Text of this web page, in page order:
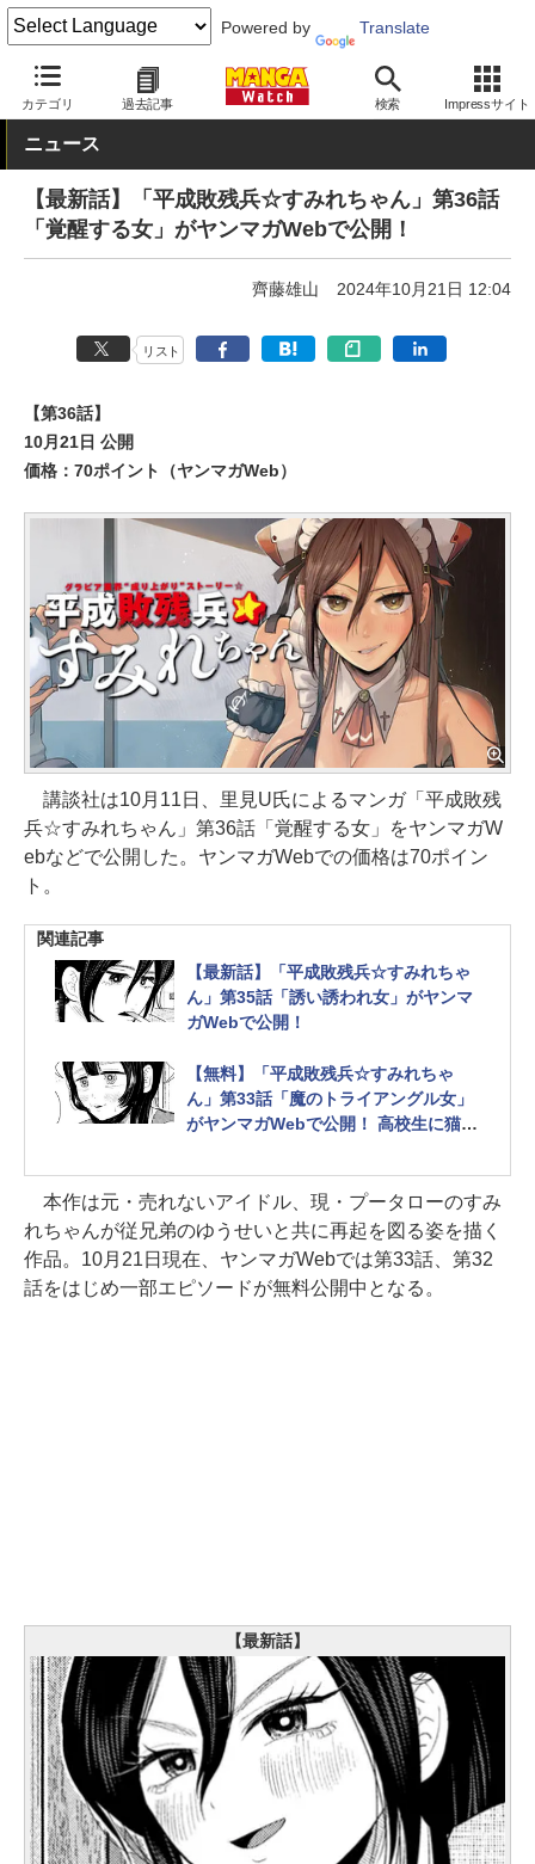
Powered by Translate
カテゴリ 過去記事 検索 Impressサイト
MANGA Watch Web/アプリ ヤンマガWeb
ニュース
【最新話】「平成敗残兵☆すみれちゃん」第36話
「覚醒する女」がヤンマガWebで公開！
齊藤雄山 2024年10月21日 12:04
リスト
【第36話】
10月21日 公開
価格：70ポイント（ヤンマガWeb）
講談社は10月11日、里見U氏によるマンガ「平成敗残
兵☆すみれちゃん」第36話「覚醒する女」をヤンマガW
ebなどで公開した。ヤンマガWebでの価格は70ポイン
ト。
関連記事
【最新話】「平成敗残兵☆すみれちゃ
ん」第35話「誘い誘われ女」がヤンマ
ガWebで公開！
【無料】「平成敗残兵☆すみれちゃ
ん」第33話「魔のトライアングル女」
がヤンマガWebで公開！ 高校生に猫な
本作は元・売れないアイドル、現・プータローのすみ
れちゃんが従兄弟のゆうせいと共に再起を図る姿を描く
作品。10月21日現在、ヤンマガWebでは第33話、第32
話をはじめ一部エピソードが無料公開中となる。
【最新話】